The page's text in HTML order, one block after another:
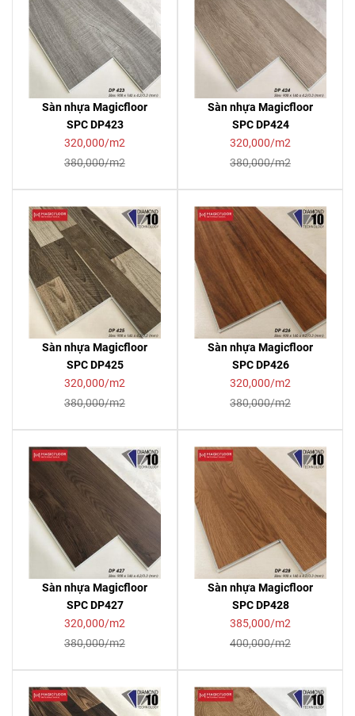
Sàn nhựa Magicfloor
SPC DP423
320,000/m2
380,000/m2
Sàn nhựa Magicfloor
SPC DP424
320,000/m2
380,000/m2
Sàn nhựa Magicfloor
SPC DP425
320,000/m2
380,000/m2
Sàn nhựa Magicfloor
SPC DP426
320,000/m2
380,000/m2
Sàn nhựa Magicfloor
SPC DP427
320,000/m2
380,000/m2
Sàn nhựa Magicfloor
SPC DP428
385,000/m2
400,000/m2